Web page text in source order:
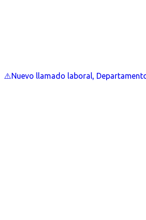
⚠️Nuevo llamado laboral,